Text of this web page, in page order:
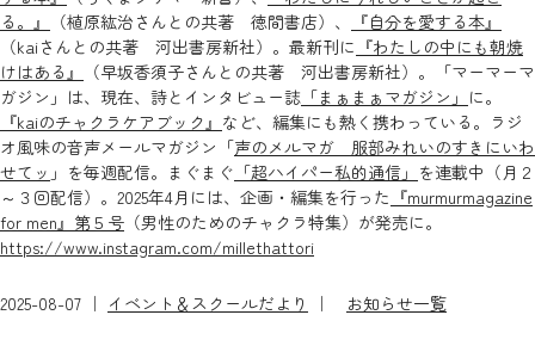
る。』
（植原紘治さんとの共著 徳間書店）、
『自分を愛する本』
（kaiさんとの共著 河出書房新社）。最新刊に 『わたしの中にも朝焼
けはある』
（早坂香須子さんとの共著 河出書房新社）。「マーマーマ
ガジン」は、現在、詩とインタビュー誌 「まぁまぁマガジン」 に。
『kaiのチャクラケアブック』 など、編集にも熱く携わっている。ラジ
オ風味の音声メールマガジン「声のメルマガ 服部みれいのすきにいわ
せてッ 」を毎週配信。まぐまぐ 「超ハイパー私的通信」 を連載中（月２
～３回配信）。2025年4月には、企画・編集を行った 『murmurmagazine
for men』第５号 （男性のためのチャクラ特集）が発売に。
https://www.instagram.com/millethattori
2025-08-07 ｜ イベント＆スクールだより ｜ お知らせ一覧